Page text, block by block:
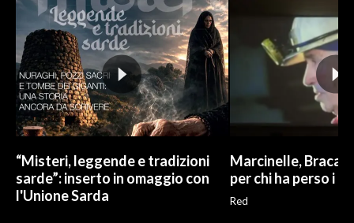
INFO AZIENDE
ABBONATI
ANNUNCI
NECROLOGI
PUBBLICITÀ
SPIAGGE
STORE
“Misteri, leggende e tradizioni
sarde”: inserto in omaggio con
l'Unione Sarda
Marcinelle, Braca:
per chi ha perso i
Red